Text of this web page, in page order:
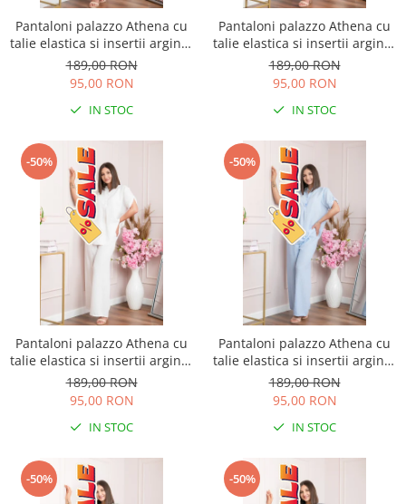
Pantaloni palazzo Athena cu
talie elastica si insertii argintii
- Roz pudrat
189,00 RON
95,00 RON
IN STOC
Pantaloni palazzo Athena cu
talie elastica si insertii argintii
- Lila
189,00 RON
95,00 RON
IN STOC
-50%
Pantaloni palazzo Athena cu
talie elastica si insertii argintii
- Alb
189,00 RON
95,00 RON
IN STOC
-50%
Pantaloni palazzo Athena cu
talie elastica si insertii argintii
- Bleu
189,00 RON
95,00 RON
IN STOC
-50% -50%